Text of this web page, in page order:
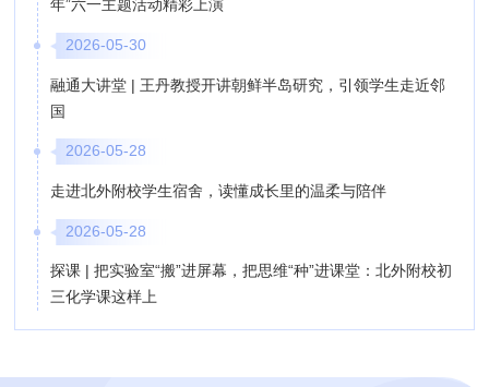
年”六一主题活动精彩上演
2026-05-30
融通大讲堂 | 王丹教授开讲朝鲜半岛研究，引领学生走近邻
国
2026-05-28
走进北外附校学生宿舍，读懂成长里的温柔与陪伴
2026-05-28
探课 | 把实验室“搬”进屏幕，把思维“种”进课堂：北外附校初
三化学课这样上